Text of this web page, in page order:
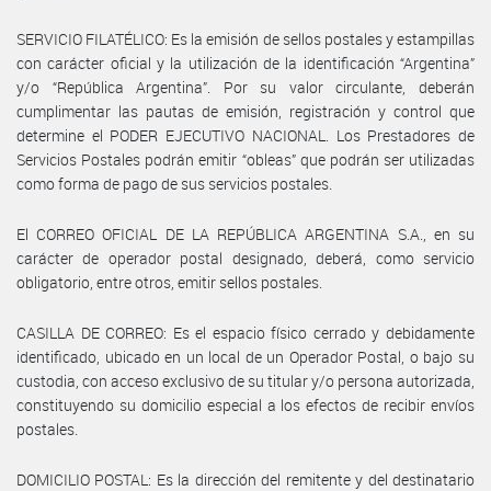
SERVICIO FILATÉLICO: Es la emisión de sellos postales y estampillas
con carácter oficial y la utilización de la identificación “Argentina”
y/o “República Argentina”. Por su valor circulante, deberán
cumplimentar las pautas de emisión, registración y control que
determine el PODER EJECUTIVO NACIONAL. Los Prestadores de
Servicios Postales podrán emitir “obleas” que podrán ser utilizadas
como forma de pago de sus servicios postales.
El CORREO OFICIAL DE LA REPÚBLICA ARGENTINA S.A., en su
carácter de operador postal designado, deberá, como servicio
obligatorio, entre otros, emitir sellos postales.
CASILLA DE CORREO: Es el espacio físico cerrado y debidamente
identificado, ubicado en un local de un Operador Postal, o bajo su
custodia, con acceso exclusivo de su titular y/o persona autorizada,
constituyendo su domicilio especial a los efectos de recibir envíos
postales.
DOMICILIO POSTAL: Es la dirección del remitente y del destinatario